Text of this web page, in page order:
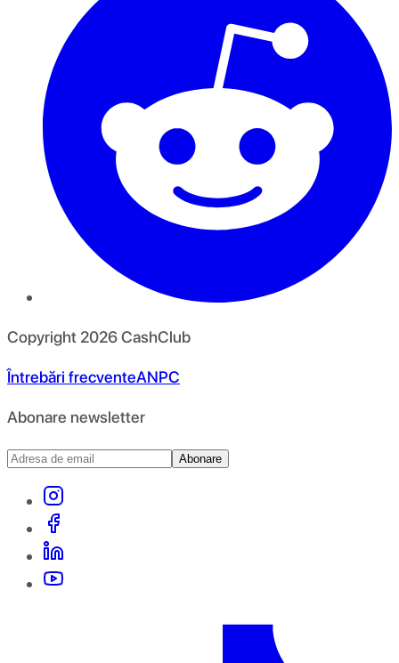
Copyright 2026CashClub
Întrebări frecventeANPC
Abonare newsletter
Abonare